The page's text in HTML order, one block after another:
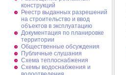
конструкций
Реестр выданных разрешений
на строительство и ввод
объектов в эксплуатацию
Документация по планировке
территории
Общественные обсуждения
Публичные слушания
Схема теплоснабжения
Схемы водоснабжения и